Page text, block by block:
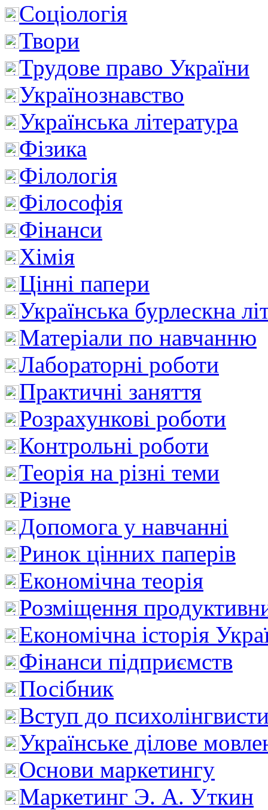
Соціологія
Твори
Трудове право України
Українознавство
Українська література
Фізика
Філологія
Філософія
Фінанси
Хімія
Цінні папери
Українська бурлескна
Матеріали по навчанню
Лабораторні роботи
Практичні заняття
Розрахункові роботи
Контрольні роботи
Теорія на різні теми
Різне
Допомога у навчанні
Ринок цінних паперів
Економічна теорія
Розміщення
Економічна історія
Фінанси підприємств
Посібник
Вступ до
Українське ділове
Основи маркетингу
Маркетинг Э. А. Уткин